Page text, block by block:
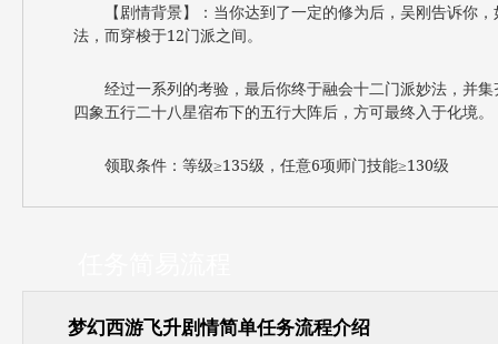
【剧情背景】：当你达到了一定的修为后，吴刚告诉你
法，而穿梭于12门派之间。
经过一系列的考验，最后你终于融会十二门派妙法，并
四象五行二十八星宿布下的五行大阵后，方可最终入于化境。
领取条件：等级≥135级，任意6项师门技能≥130级
梦幻西游飞升剧情简单任务流程介绍